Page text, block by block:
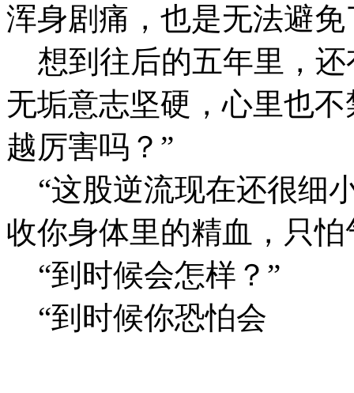
浑身剧痛，也是无法避免
想到往后的五年里，还
无垢意志坚硬，心里也
越厉害吗？”
“这股逆流现在还很细
收你身体里的精血，只
“到时候会怎样？”
“到时候你恐怕会